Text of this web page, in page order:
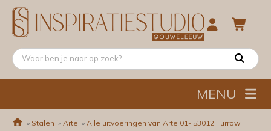
MENU
» Stalen » Arte » Alle uitvoeringen van Arte 01- 53012 Furrow